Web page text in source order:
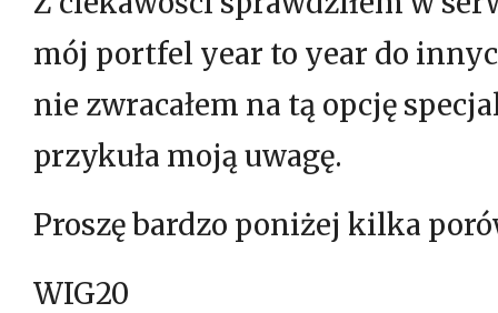
mój portfel year to year do
nie zwracałem na tą opcję
przykuła moją uwagę.
Proszę bardzo poniżej kilka
WIG20